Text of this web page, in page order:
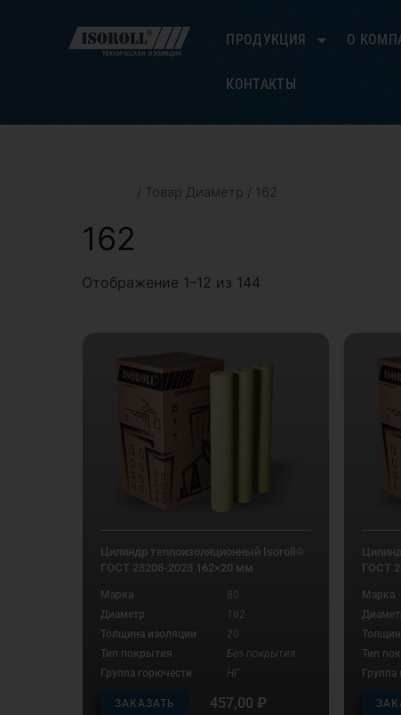
ПРОДУКЦИЯ О
КОНТАКТЫ
/ Товар Диаметр / 162
162
Отображение 1–12 из 144
возрастанию
Цилиндр теплоизоляционный Isoroll®
ГОСТ 23208-2023 162×20 мм
Марка
80
Диаметр
162
Толщина изоляции
20
Тип покрытия
Без покрытия
Группа горючести
НГ
ЗАКАЗАТЬ 457,00 ₽
ГОСТ
Марка
Тип